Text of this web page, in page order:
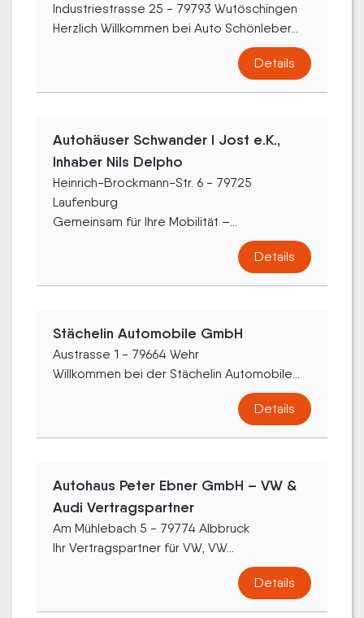
Industriestrasse 25 - 79793 Wutöschingen
Herzlich Willkommen bei Auto Schönleber...
Details
Autohäuser Schwander I Jost e.K.,
Inhaber Nils Delpho
Heinrich-Brockmann-Str. 6 - 79725
Laufenburg
Gemeinsam für Ihre Mobilität –...
Details
Stächelin Automobile GmbH
Austrasse 1 - 79664 Wehr
Willkommen bei der Stächelin Automobile...
Details
Autohaus Peter Ebner GmbH – VW &
Audi Vertragspartner
Am Mühlebach 5 - 79774 Albbruck
Ihr Vertragspartner für VW, VW...
Details